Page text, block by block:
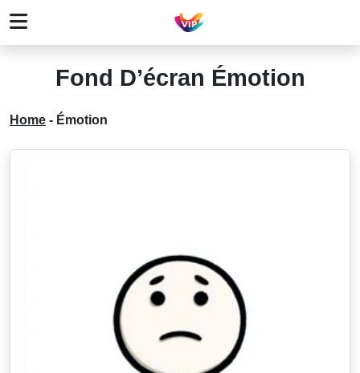
Fond D’écran Émotion
Home - Émotion